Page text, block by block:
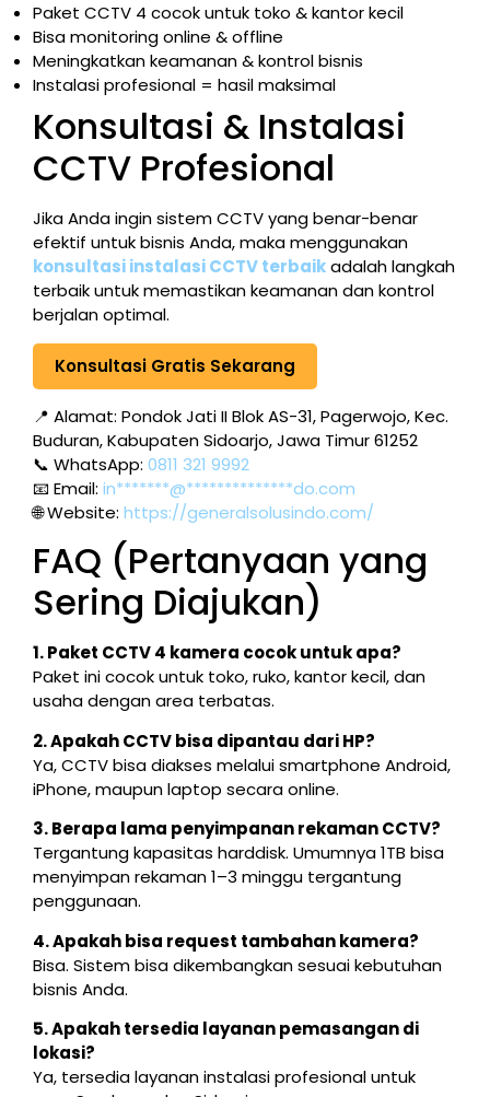
Paket CCTV 4 cocok untuk toko & kantor kecil
Bisa monitoring online & offline
Meningkatkan keamanan & kontrol bisnis
Instalasi profesional = hasil maksimal
Konsultasi & Instalasi
CCTV Profesional
Jika Anda ingin sistem CCTV yang benar-benar
efektif untuk bisnis Anda, maka menggunakan
konsultasi instalasi CCTV terbaikadalah langkah
terbaik untuk memastikan keamanan dan kontrol
berjalan optimal.
Konsultasi Gratis Sekarang
📍 Alamat: Pondok Jati II Blok AS-31, Pagerwojo, Kec.
Buduran, Kabupaten Sidoarjo, Jawa Timur 61252
📞 WhatsApp: 0811 321 9992
📧 Email: in*******@**************do.com
🌐 Website: https://generalsolusindo.com/
FAQ (Pertanyaan yang
Sering Diajukan)
1. Paket CCTV 4 kamera cocok untuk apa?
Paket ini cocok untuk toko, ruko, kantor kecil, dan
usaha dengan area terbatas.
2. Apakah CCTV bisa dipantau dari HP?
Ya, CCTV bisa diakses melalui smartphone Android,
iPhone, maupun laptop secara online.
3. Berapa lama penyimpanan rekaman CCTV?
Tergantung kapasitas harddisk. Umumnya 1TB bisa
menyimpan rekaman 1–3 minggu tergantung
penggunaan.
4. Apakah bisa request tambahan kamera?
Bisa. Sistem bisa dikembangkan sesuai kebutuhan
bisnis Anda.
5. Apakah tersedia layanan pemasangan di
lokasi?
Ya, tersedia layanan instalasi profesional untuk